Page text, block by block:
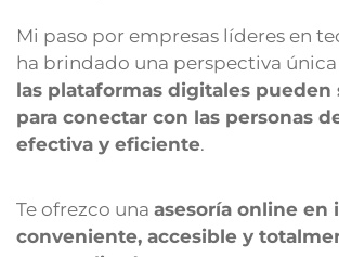
Mi paso por empresas líderes en
ha brindado una perspectiva
las plataformas digitales pueden
para conectar con las personas
efectiva y eficiente.
Te ofrezco una asesoría online en
conveniente, accesible y